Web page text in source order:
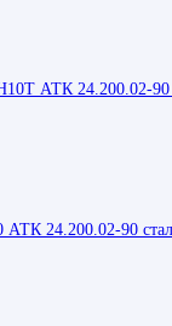
АТК 24.200.02-
АТК 24.200.02-90